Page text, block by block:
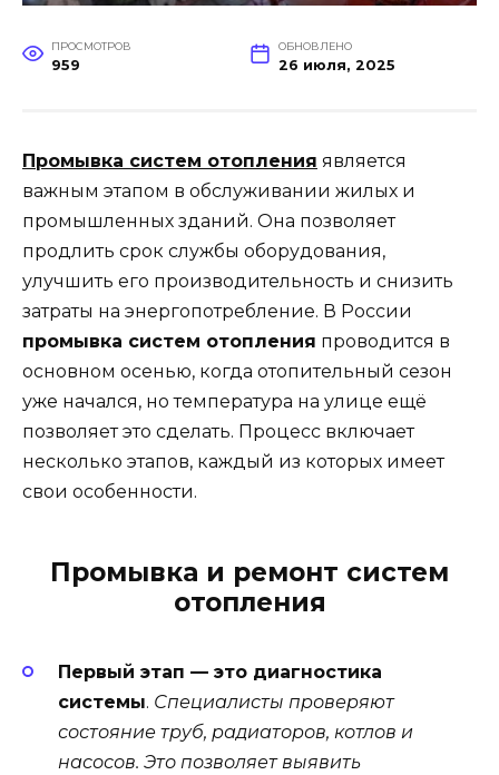
ПРОСМОТРОВ
959
ОБНОВЛЕНО
26 июля, 2025
Промывка систем отопления является
важным этапом в обслуживании жилых и
промышленных зданий. Она позволяет
продлить срок службы оборудования,
улучшить его производительность и снизить
затраты на энергопотребление. В России
промывка систем отопления проводится в
основном осенью, когда отопительный сезон
уже начался, но температура на улице ещё
позволяет это сделать. Процесс включает
несколько этапов, каждый из которых имеет
свои особенности.
Промывка и ремонт систем
отопления
Первый этап — это диагностика
системы. Специалисты проверяют
состояние труб, радиаторов, котлов и
насосов. Это позволяет выявить